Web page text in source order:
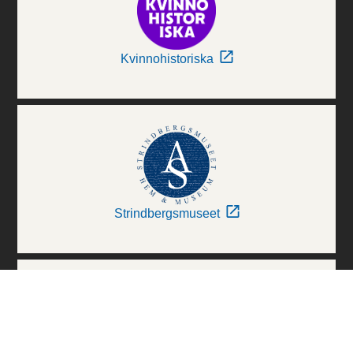
Kvinnohistoriska
Strindbergsmuseet